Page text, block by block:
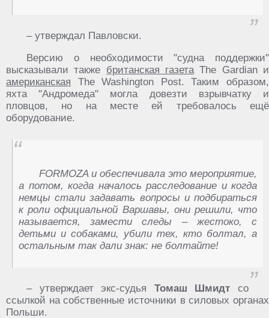
– утверждал Павловски.
Версию о необходимости "судна поддержки"
высказывали также британская газетаThe Gardian и
американская The Washington Post. Таким образом,
яхта "Андромеда" могла довезти взрывчатку и
пловцов, но на месте ей требовалось ещё
оборудование.
FORMOZA и обеспечивала это мероприятие,
а потом, когда началось расследование и когда
немцы стали задавать вопросы и подбираться
к роли официальной Варшавы, они решили, что
называется, замести следы – жестоко, с
детьми и собаками, убили тех, кто болтал, а
остальным так дали знак: не болтайте!
– утверждает экс-судья Томаш Шмидт со
ссылкой на собственные источники в силовых органах
Польши.